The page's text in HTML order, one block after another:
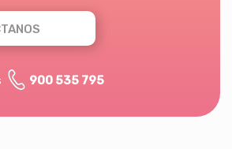
900 535 795